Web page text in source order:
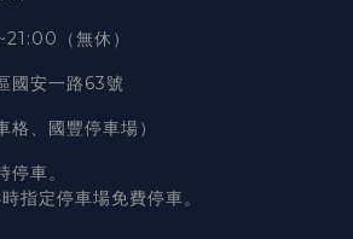
（無休）
國安一路63號
格、國豐停車場）
車。
指定停車場免費停車。